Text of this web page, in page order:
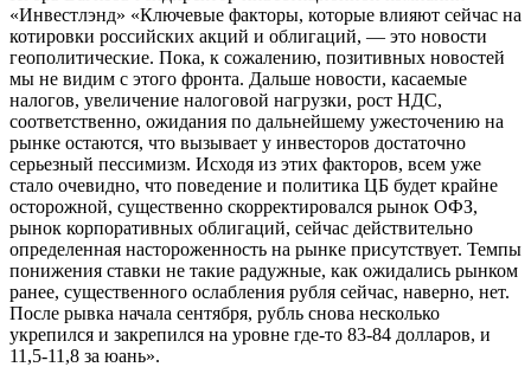
«Инвестлэнд» «Ключевые факторы, которые влияют сейчас на
котировки российских акций и облигаций, — это новости
геополитические. Пока, к сожалению, позитивных новостей
мы не видим с этого фронта. Дальше новости, касаемые
налогов, увеличение налоговой нагрузки, рост НДС,
соответственно, ожидания по дальнейшему ужесточению на
рынке остаются, что вызывает у инвесторов достаточно
серьезный пессимизм. Исходя из этих факторов, всем уже
стало очевидно, что поведение и политика ЦБ будет крайне
осторожной, существенно скорректировался рынок ОФЗ,
рынок корпоративных облигаций, сейчас действительно
определенная настороженность на рынке присутствует. Темпы
понижения ставки не такие радужные, как ожидались рынком
ранее, существенного ослабления рубля сейчас, наверно, нет.
После рывка начала сентября, рубль снова несколько
укрепился и закрепился на уровне где-то 83-84 долларов, и
11,5-11,8 за юань».